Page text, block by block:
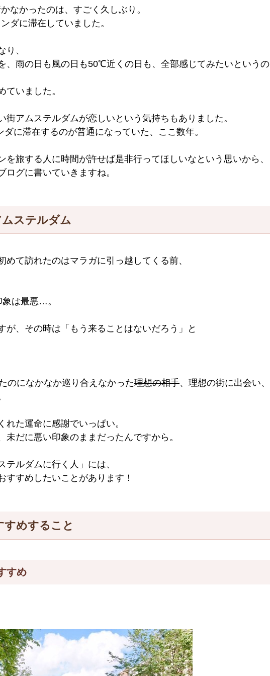
なかったのは、すごく久しぶり。
ダに滞在していました。
り、
、雨の日も風の日も50℃近くの日も、全部感じてみたいというの
ていました。
街アムステルダムが恋しいという気持ちもありました。
に滞在するのが普通になっていた、ここ数年。
旅する人に時間が許せば是非行ってほしいなという思いから、
グに書いていきますね。
ステルダム
て訪れたのはマラガに引っ越してくる前、
は最悪…。
が、その時は「もう来ることはないだろう」と
のになかなか巡り合えなかった理想の相手、理想の街に出会い、
た運命に感謝でいっぱい。
未だに悪い印象のままだったんですから。
ルダムに行く人」には、
すめしたいことがあります！
めすること
すめ